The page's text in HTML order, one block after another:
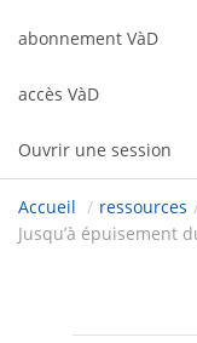
abonnement VàD
accès VàD
Ouvrir une session
Accueil / ressources
Jusqu’à épuisement